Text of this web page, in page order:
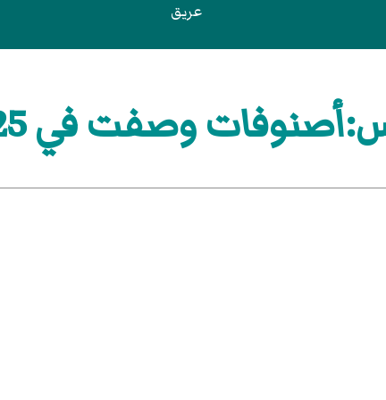
عريق
وصفت في 1925